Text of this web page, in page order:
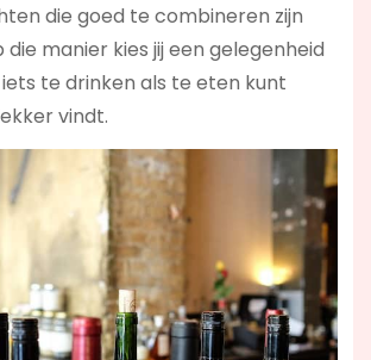
die goed te combineren zijn
manier kies jij een gelegenheid
te drinken als te eten kunt
vindt.